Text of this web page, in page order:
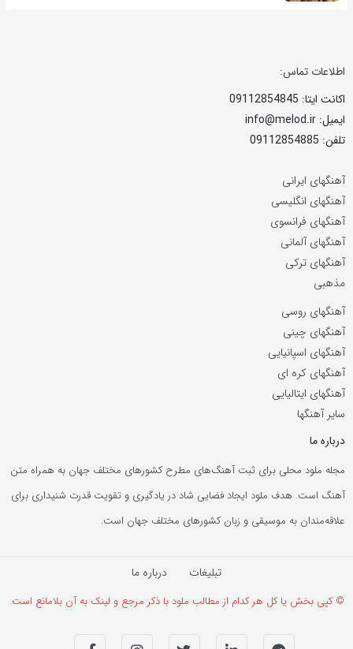
اطلاعات تماس:
اکانت ایتا: 09112854845
ایمیل: info@melod.ir
تلفن: 09112854885
آهنگهای ایرانی
آهنگهای انگلیسی
آهنگهای فرانسوی
آهنگهای آلمانی
آهنگهای ترکی
مذهبی
آهنگهای روسی
آهنگهای چینی
آهنگهای اسپانیایی
آهنگهای کره ای
آهنگهای ایتالیایی
سایر آهنگها
درباره ما
مجله ملود محلی برای ثبت آهنگ‌های مطرح کشورهای مختلف جهان به همراه متن
آهنگ است. هدف ملود ایجاد فضایی شاد در یادگیری و تقویت قدرت شنیداری برای
علاقه‌مندان به موسیقی و زبان کشورهای مختلف جهان است.
تبلیغات درباره ما
© کپی بخش یا کل هر کدام از مطالب ملود با ذکر مرجع و لینک به آن بلامانع است.